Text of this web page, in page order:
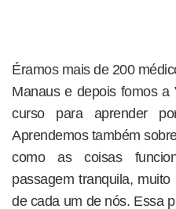
Éramos mais de 200
Manaus e depois fomos a
curso para aprender
Aprendemos também
como as coisas
passagem tranquila,
de cada um de nós. Essa